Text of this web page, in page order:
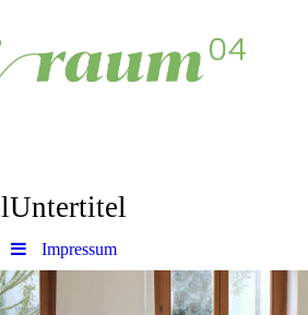
lUntertitel
Impressum